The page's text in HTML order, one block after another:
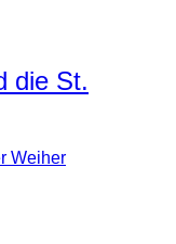
die St.